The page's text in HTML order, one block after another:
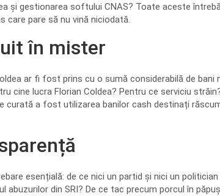
și gestionarea softului CNAS? Toate aceste
care pare să nu vină niciodată.
în mister
ar fi fost prins cu o sumă considerabilă de bani
cine lucra Florian Coldea? Pentru ce serviciu
curată a fost utilizarea banilor cash destinați
esențială: de ce nici un partid și nici un
abuzurilor din SRI? De ce tac precum porcul în